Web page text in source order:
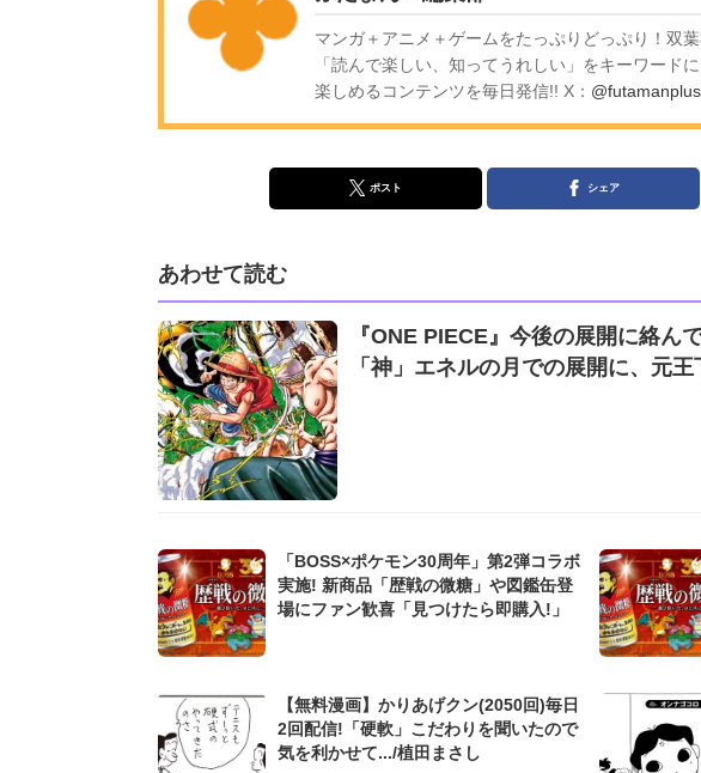
マンガ＋アニメ＋ゲームをたっぷりどっぷり！双
「読んで楽しい、知ってうれしい」をキーワード
楽しめるコンテンツを毎日発信!! X： @futamanplus
ポスト シェア
あわせて読む
『ONE PIECE』今後の展開に絡ん
「神」エネルの月での展開に、元
「BOSS×ポケモン30周年」第2弾コラボ
実施! 新商品「歴戦の微糖」や図鑑缶登
場にファン歓喜「見つけたら即購入!」
【無料漫画】かりあげクン(2050回)毎日
2回配信!「硬軟」こだわりを聞いたので
気を利かせて.../植田まさし